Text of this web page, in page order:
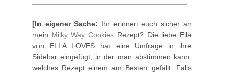
[In eigener Sache: Ihr erinnert euch sicher an
mein Milky Way CookiesRezept? Die liebe Ella
von ELLA LOVES hat eine Umfrage in ihre
Sidebar eingefügt, in der man abstimmen kann,
welches Rezept einem am Besten gefällt. Falls